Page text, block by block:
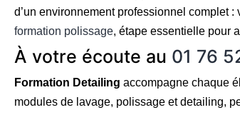
d’un environnement professionnel complet
formation polissage, étape essentielle pour
À votre écoute au 01 76
Formation Detailing accompagne chaque
modules de lavage, polissage et detailing,